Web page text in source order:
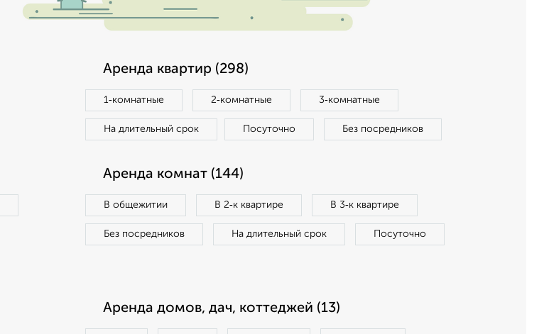
Аренда квартир (298)
1‑комнатные 2‑комнатные 3‑комнатные
На длительный срок Посуточно Без посредников
Аренда комнат (144)
В общежитии В 2‑к квартире В 3‑к квартире
Без посредников На длительный срок Посуточно
Аренда домов, дач, коттеджей (13)